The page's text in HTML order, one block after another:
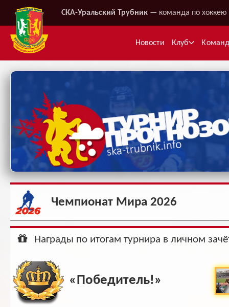
СКА-Уральский Трубник — команда по хоккею
Новости Клуб
Чемпионат Мира 2026
Награды по итогам турнира в личном
«Победитель!»